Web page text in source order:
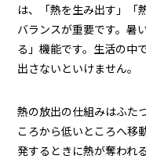
は、「熱を生み出す」「
バランスが重要です。暑
る」機能です。生活の中
出さないといけません。
熱の放出の仕組みはふた
ころから低いところへ移
発するときに熱が奪われ